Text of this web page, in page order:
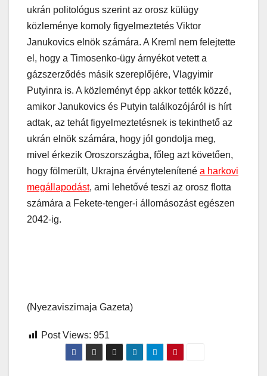
ukrán politológus szerint az orosz külügy
közleménye komoly figyelmeztetés Viktor
Janukovics elnök számára. A Kreml nem felejtette
el, hogy a Timosenko-ügy árnyékot vetett a
gázszerződés másik szereplőjére, Vlagyimir
Putyinra is. A közleményt épp akkor tették közzé,
amikor Janukovics és Putyin találkozójáról is hírt
adtak, az tehát figyelmeztetésnek is tekinthető az
ukrán elnök számára, hogy jól gondolja meg,
mivel érkezik Oroszországba, főleg azt követően,
hogy fölmerült, Ukrajna érvénytelenítené a harkovi
megállapodást, ami lehetővé teszi az orosz flotta
számára a Fekete-tenger-i állomásozást egészen
2042-ig.
(Nyezaviszimaja Gazeta)
Post Views: 951